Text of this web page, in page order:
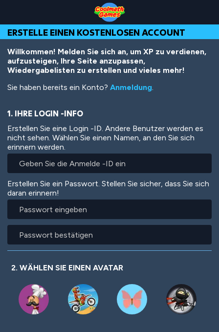
Top
of
Page
Navigation
Main
Content
Footer
Inhalt
ERSTELLE EINEN KOSTENLOSEN ACCOUNT
Willkommen! Melden Sie sich an, um XP zu verdienen,
aufzusteigen, Ihre Seite anzupassen,
Wiedergabelisten zu erstellen und vieles mehr!
Sie haben bereits ein Konto? Anmeldung.
1. IHRE LOGIN -INFO
Erstellen Sie eine Login -ID. Andere Benutzer werden es
nicht sehen. Wählen Sie einen Namen, an den Sie sich
erinnern werden.
Erstellen Sie ein Passwort. Stellen Sie sicher, dass Sie sich
daran erinnern!
eingeben
bestätigen
2. WÄHLEN SIE EINEN AVATAR